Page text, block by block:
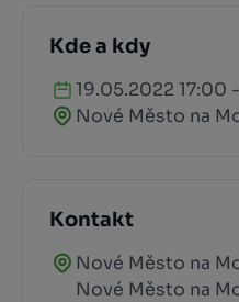
Kde a kdy
19.05.2022 17:00
Nové Město na
Kontakt
Nové Město na
Nové Město na